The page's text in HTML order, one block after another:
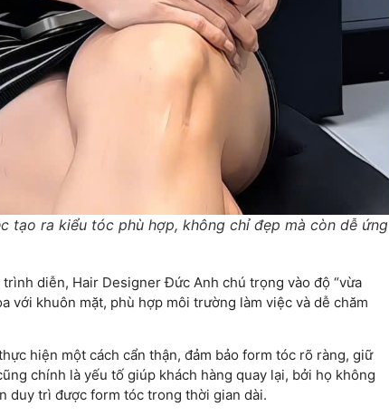
tạo ra kiểu tóc phù hợp, không chỉ đẹp mà còn dễ ứng
diễn, Hair Designer Đức Anh chú trọng vào độ “vừa
với khuôn mặt, phù hợp môi trường làm việc và dễ chăm
hiện một cách cẩn thận, đảm bảo form tóc rõ ràng, giữ
chính là yếu tố giúp khách hàng quay lại, bởi họ không
duy trì được form tóc trong thời gian dài.